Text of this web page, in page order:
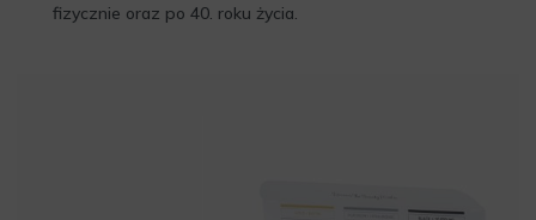
fizycznie oraz po 40. roku życia.